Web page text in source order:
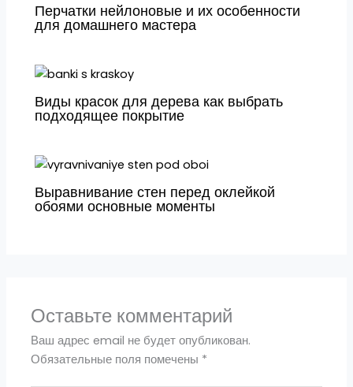
Перчатки нейлоновые и их особенности
для домашнего мастера
Виды красок для дерева как выбрать
подходящее покрытие
Выравнивание стен перед оклейкой
обоями основные моменты
Оставьте комментарий
Ваш адрес email не будет опубликован.
Обязательные поля помечены *